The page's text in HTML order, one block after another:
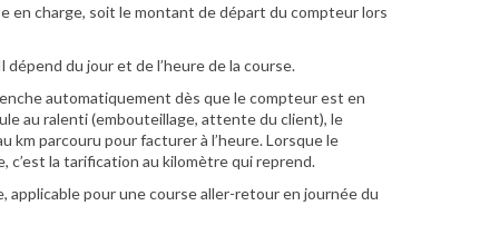
en charge, soit le montant de départ du compteur lors
du jour et de l’heure de la course.
automatiquement dès que le compteur est en
au ralenti (embouteillage, attente du client), le
km parcouru pour facturer à l’heure. Lorsque le
c’est la tarification au kilomètre qui reprend.
applicable pour une course aller-retour en journée du